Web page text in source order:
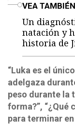
VEA TAMBIÉN
Un
natación y
historia de
“Luka es el
adelgaza
peso durante la
forma?”, “¿Qué
para terminar en